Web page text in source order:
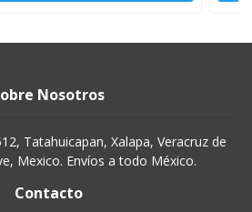
Nosotros
Tatahuicapan, Xalapa, Veracruz de
Mexico. Envíos a todo México.
Contacto